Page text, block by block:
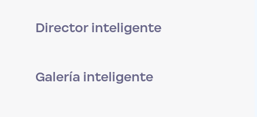
Director inteligente
Galería inteligente